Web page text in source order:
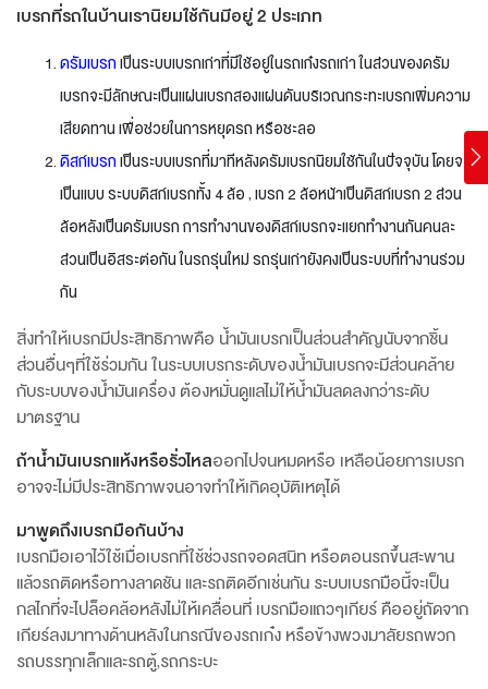
เบรกที่รถในบ้านเรานิยมใช้กันมีอยู่ 2 ประเภท
ดรัมเบรกเป็นระบบเบรกเก่าที่มีใช้อยู่ในรถเก๋งรถเก่า ในส่วนของดรัม
เบรกจะมีลักษณะเป็นแผ่นเบรกสองแผ่นดันบริเวณกระทะเบรกเพิ่มความ
เสียดทาน เพื่อช่วยในการหยุดรถ หรือชะลอ
ดิสก์เบรกเป็นระบบเบรกที่มาทีหลังดรัมเบรกนิยมใช้กันในปัจจุบัน โดยจะ
เป็นแบบ ระบบดิสก์เบรกทั้ง 4 ล้อ , เบรก 2 ล้อหน้าเป็นดิสก์เบรก 2 ส่วน
ล้อหลังเป็นดรัมเบรก การทำงานของดิสก์เบรกจะแยกทำงานกันคนละ
ส่วนเป็นอิสระต่อกัน ในรถรุ่นใหม่ รถรุ่นเก่ายังคงเป็นระบบที่ทำงานร่วม
กัน
สิ่งทำให้เบรกมีประสิทธิภาพคือ น้ำมันเบรกเป็นส่วนสำคัญนับจากชิ้น
ส่วนอื่นๆที่ใช้ร่วมกัน ในระบบเบรกระดับของน้ำมันเบรกจะมีส่วนคล้าย
กับระบบของน้ำมันเครื่อง ต้องหมั่นดูแลไม่ให้น้ำมันลดลงกว่าระดับ
มาตรฐาน
ถ้าน้ำมันเบรกแห้งหรือรั่วไหลออกไปจนหมดหรือ เหลือน้อยการเบรก
อาจจะไม่มีประสิทธิภาพจนอาจทำให้เกิดอุบัติเหตุได้
มาพูดถึงเบรกมือกันบ้าง
เบรกมือเอาไว้ใช้เมื่อเบรกที่ใช้ช่วงรถจอดสนิท หรือตอนรถขึ้นสะพาน
แล้วรถติดหรือทางลาดชัน และรถติดอีกเช่นกัน ระบบเบรกมือนี้จะเป็น
กลไกที่จะไปล็อคล้อหลังไม่ให้เคลื่อนที่ เบรกมือแถวๆเกียร์ คืออยู่ถัดจาก
เกียร์ลงมาทางด้านหลังในกรณีของรถเก๋ง หรือข้างพวงมาลัยรถพวก
รถบรรทุกเล็กและรถตู้,รถกระบะ